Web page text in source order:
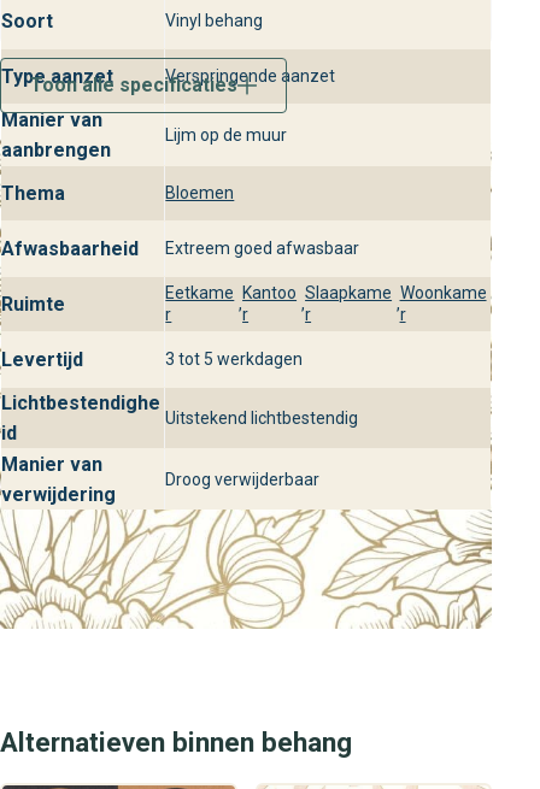
woon-, slaap- en eetkamers.
Bezoek behangplaza voor Envergure
Xxl
Benieuwd naar Envergure uit de Xxl collectie? Kom langs
in onze winkels en laat je inspireren door dit stijlvolle
behang. Ons deskundige team helpt je graag bij het kiezen
van de perfecte wandbekleding voor jouw interieur.
Soort Vinyl behang
Type aanzet Verspringende aanzet
Manier van
aanbrengen
Lijm op de muur
Thema Bloemen
Afwasbaarheid Extreem goed afwasbaar
Ruimte
Eetkame
r
,
Kantoo
r
,
Slaapkame
r
,
Woonkame
r
Levertijd 3 tot 5 werkdagen
Lichtbestendighe
id
Uitstekend lichtbestendig
Manier van
verwijdering
Droog verwijderbaar
Toon alle specificaties
Alternatieven binnen behang